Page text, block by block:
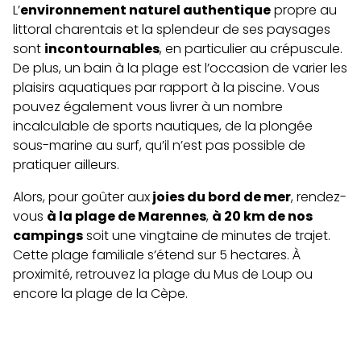
L’environnement naturel authentiquepropre au
littoral charentais et la splendeur de ses paysages
sont incontournables, en particulier au crépuscule.
De plus, un bain à la plage est l’occasion de varier les
plaisirs aquatiques par rapport à la piscine. Vous
pouvez également vous livrer à un nombre
incalculable de sports nautiques, de la plongée
sous-marine au surf, qu’il n’est pas possible de
pratiquer ailleurs.
Alors, pour goûter auxjoies du bord de mer, rendez-
vous à la plage de Marennes, à 20 km de nos
campingssoit une vingtaine de minutes de trajet.
Cette plage familiale s’étend sur 5 hectares. À
proximité, retrouvez la plage du Mus de Loup ou
encore la plage de la Cèpe.